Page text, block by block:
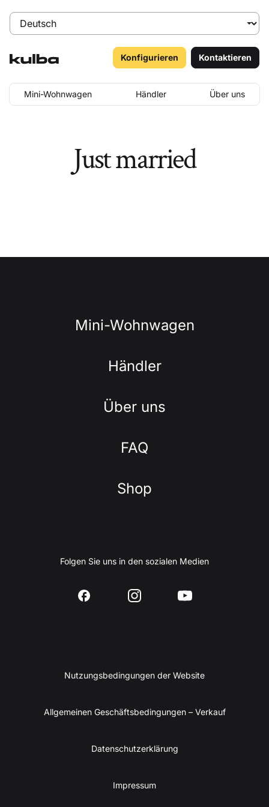
Mini-Wohnwagen Händler Über uns
Konfigurieren Kontaktieren
Just married
Mini-Wohnwagen
Händler
Über uns
FAQ
Shop
Folgen Sie uns in den sozialen Medien
Nutzungsbedingungen der Website
Allgemeinen Geschäftsbedingungen – Verkauf
Datenschutzerklärung
Impressum